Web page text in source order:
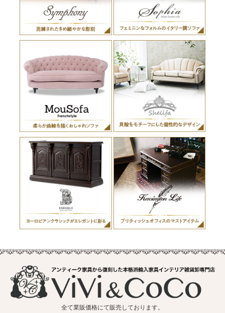
全て業販価格にて販売しております。